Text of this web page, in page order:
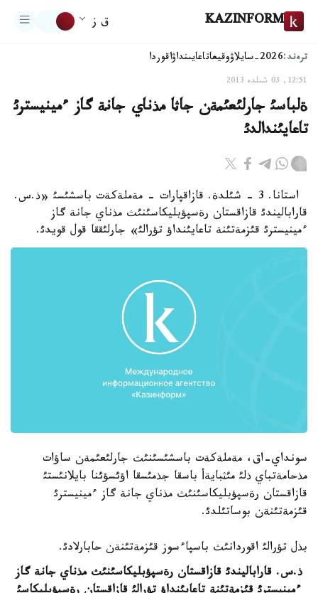
KAZINFORM ق ز
ترەند:2026-سايلاۋ وقيعاتاعايىنداۋاقوردا
12:51, 03 شىلدە 2013
ةلباسئ جارلئعئمةن جاثا مذناي جانة گاز ءمينيسترئ
تاعايئندالدئ
استانا. 3 - شئلدة. قازاقپارات - مةملةكةت باسشئسئ «ذ.س.
قاراباليندئ قازاقستان رةسپؤبليكاسئنئث مذناي جانة گاز
ءمينيسترئ قئزمةتئنة تاعايئنداؤ تؤرالئ» جارلئققا قول قويدئ.
سونداي-اق، مةملةكةت باسشئسئنئث جارلئعئمةن ساؤات
مذحامةتباي ذلئ مئثبايةأ باسقا جذمئسقا اؤئسؤئنا بايلانئستئ
قازاقستان رةسپؤبليكاسئنئث مذناي جانة گاز ءمينيسترئ
قئزمةتئنةن بوساتئلدئ.
بذل تؤرالئ اقوردانئث باسپاءسوز قئزمةتئنةن حابارلادئ.
ذ.س. قاراباليندئ قازاقستان رةسپؤبليكاسئنئث مذناي جانة گاز